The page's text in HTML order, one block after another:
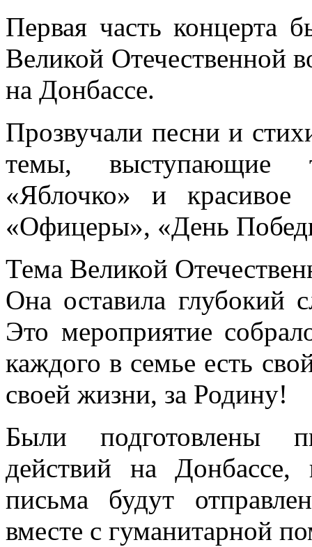
Первая часть
Великой Отечественной
на Донбассе.
Прозвучали песни и
темы, выступающие
«Яблочко» и
«Офицеры», «День
Тема Великой
Она оставила глубокий
Это мероприятие
каждого в семье есть
своей жизни, за Родину!
Были подготовлены
действий на Донбассе,
письма будут
вместе с гуманитарной